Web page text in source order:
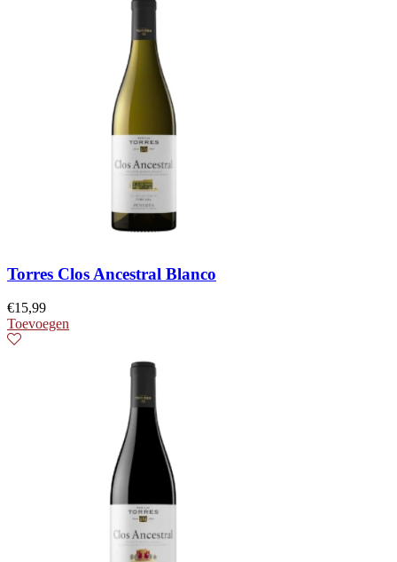
Torres Clos Ancestral Blanco
€15,99
Toevoegen